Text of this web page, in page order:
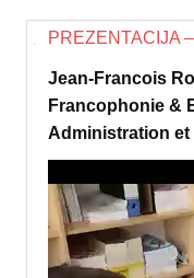
PREZENTACIJA
Jean-Francois
Francophonie &
Administration et
Player